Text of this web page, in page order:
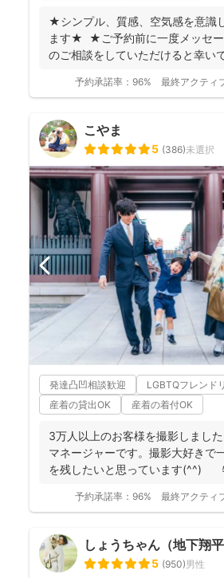
★シンプル、質感、空気感を意識
ます★ ★ご予約前に一度メッセー
のご相談をしていただけると幸
予約承諾率： 96% 最終アクティ
こやま
5 (386)未選択
発達凸凹相談歓迎
LGBTQフレンド
産着の貸出OK
産着の着付OK
3万人以上のお客様を撮影しまし
マネージャーです。撮影大好きで
を残したいと思っています(^^)
予約承諾率： 96% 最終アクティ
しょうちゃん（地下翔
5 (950)男性